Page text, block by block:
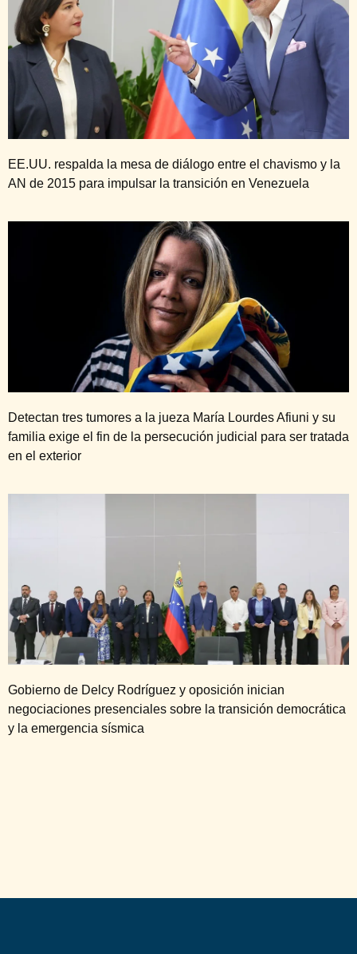
EE.UU. respalda la mesa de diálogo entre el chavismo y la
AN de 2015 para impulsar la transición en Venezuela
Detectan tres tumores a la jueza María Lourdes Afiuni y su
familia exige el fin de la persecución judicial para ser tratada
en el exterior
Gobierno de Delcy Rodríguez y oposición inician
negociaciones presenciales sobre la transición democrática
y la emergencia sísmica